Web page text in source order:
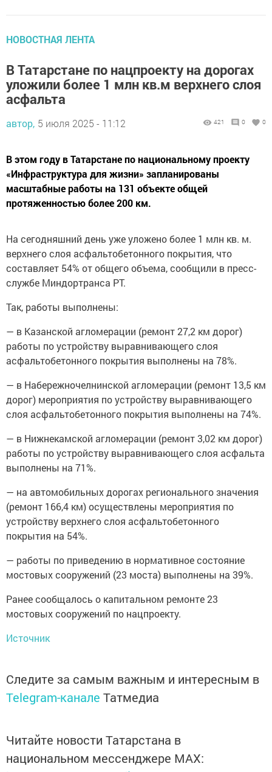
НОВОСТНАЯ ЛЕНТА
В Татарстане по нацпроекту на дорогах
уложили более 1 млн кв.м верхнего слоя
асфальта
автор, 5 июля 2025 - 11:12 421 0 0
В этом году в Татарстане по национальному проекту
«Инфраструктура для жизни» запланированы
масштабные работы на 131 объекте общей
протяженностью более 200 км.
На сегодняшний день уже уложено более 1 млн кв. м.
верхнего слоя асфальтобетонного покрытия, что
составляет 54% от общего объема, сообщили в пресс-
службе Миндортранса РТ.
Так, работы выполнены:
— в Казанской агломерации (ремонт 27,2 км дорог)
работы по устройству выравнивающего слоя
асфальтобетонного покрытия выполнены на 78%.
— в Набережночелнинской агломерации (ремонт 13,5 км
дорог) мероприятия по устройству выравнивающего
слоя асфальтобетонного покрытия выполнены на 74%.
— в Нижнекамской агломерации (ремонт 3,02 км дорог)
работы по устройству выравнивающего слоя асфальта
выполнены на 71%.
— на автомобильных дорогах регионального значения
(ремонт 166,4 км) осуществлены мероприятия по
устройству верхнего слоя асфальтобетонного
покрытия на 54%.
— работы по приведению в нормативное состояние
мостовых сооружений (23 моста) выполнены на 39%.
Ранее сообщалось о капитальном ремонте 23
мостовых сооружений по нацпроекту.
Источник
Следите за самым важным и интересным в
Telegram-канале Татмедиа
Читайте новости Татарстана в
национальном мессенджере MАХ: